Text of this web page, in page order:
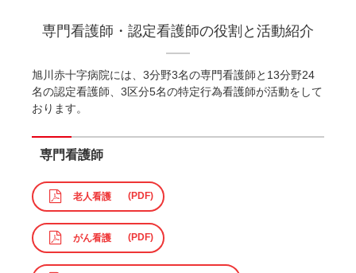
専門看護師・認定看護師の役割と活動紹介
旭川赤十字病院には、3分野3名の専門看護師と13分野24
名の認定看護師、3区分5名の特定行為看護師が活動をして
おります。
専門看護師
老人看護
がん看護